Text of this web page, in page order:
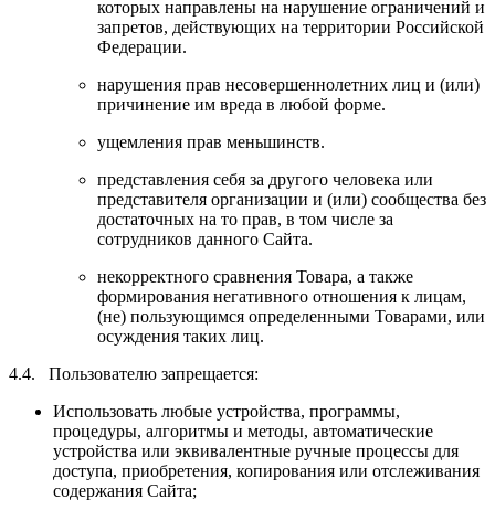
которых направлены на нарушение ограничений и
запретов, действующих на территории Российской
Федерации.
нарушения прав несовершеннолетних лиц и (или)
причинение им вреда в любой форме.
ущемления прав меньшинств.
представления себя за другого человека или
представителя организации и (или) сообщества без
достаточных на то прав, в том числе за
сотрудников данного Сайта.
некорректного сравнения Товара, а также
формирования негативного отношения к лицам,
(не) пользующимся определенными Товарами, или
осуждения таких лиц.
4.4. Пользователю запрещается:
Использовать любые устройства, программы,
процедуры, алгоритмы и методы, автоматические
устройства или эквивалентные ручные процессы для
доступа, приобретения, копирования или отслеживания
содержания Сайта;